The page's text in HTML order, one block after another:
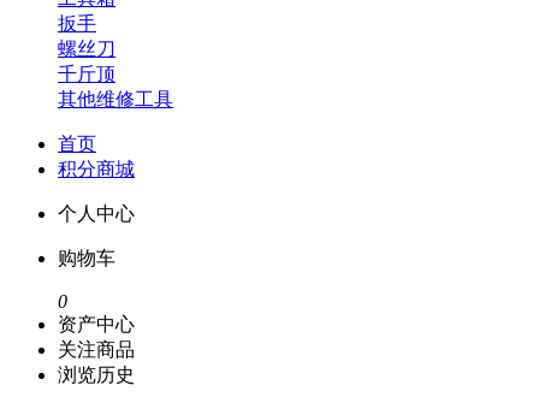
扳手
螺丝刀
千斤顶
其他维修工具
首页
积分商城
个人中心
购物车
0
资产中心
关注商品
浏览历史